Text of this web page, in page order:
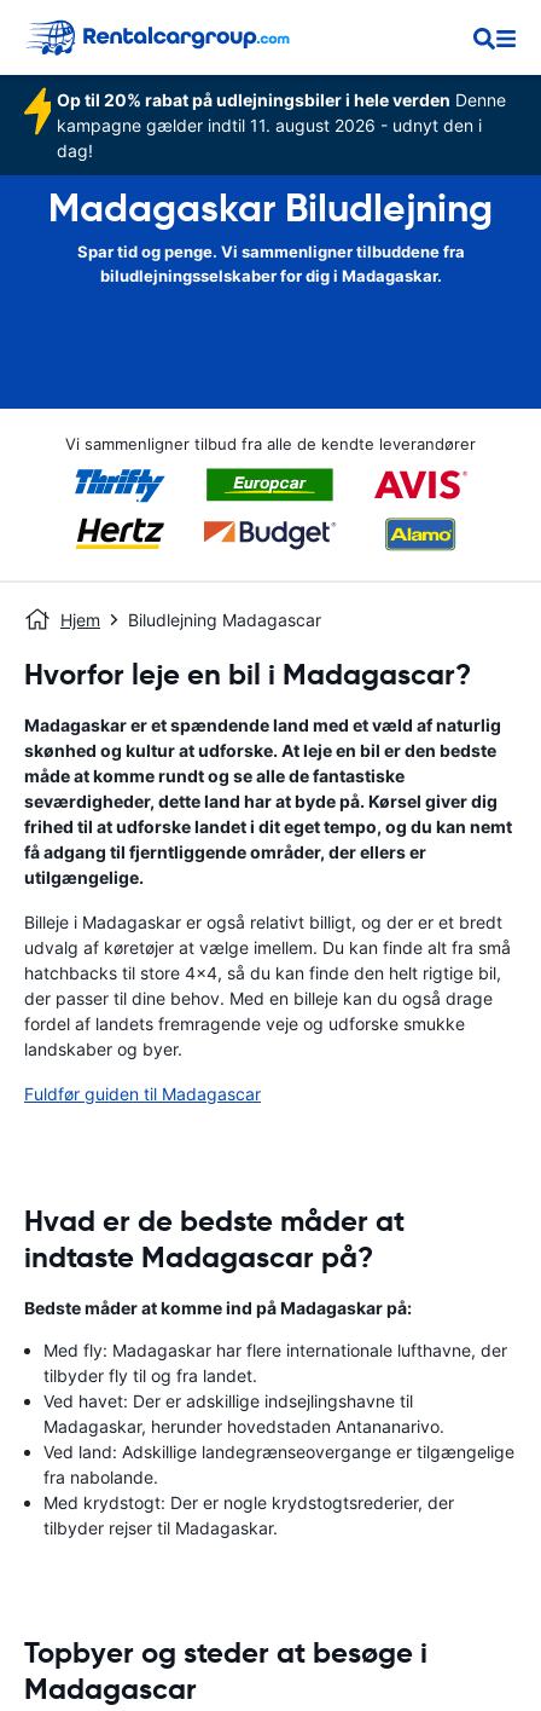
Op til 20% rabat på udlejningsbiler i hele verden Denne
kampagne gælder indtil 11. august 2026 - udnyt den i
dag!
Madagaskar Biludlejning
Spar tid og penge. Vi sammenligner tilbuddene fra
biludlejningsselskaber for dig i Madagaskar.
Vi sammenligner tilbud fra alle de kendte leverandører
Hjem Biludlejning Madagascar
Hvorfor leje en bil i Madagascar?
Madagaskar er et spændende land med et væld af naturlig
skønhed og kultur at udforske. At leje en bil er den bedste
måde at komme rundt og se alle de fantastiske
seværdigheder, dette land har at byde på. Kørsel giver dig
frihed til at udforske landet i dit eget tempo, og du kan nemt
få adgang til fjerntliggende områder, der ellers er
utilgængelige.
Billeje i Madagaskar er også relativt billigt, og der er et bredt
udvalg af køretøjer at vælge imellem. Du kan finde alt fra små
hatchbacks til store 4x4, så du kan finde den helt rigtige bil,
der passer til dine behov. Med en billeje kan du også drage
fordel af landets fremragende veje og udforske smukke
landskaber og byer.
Fuldfør guiden til Madagascar
Hvad er de bedste måder at
indtaste Madagascar på?
Bedste måder at komme ind på Madagaskar på:
Med fly: Madagaskar har flere internationale lufthavne, der
tilbyder fly til og fra landet.
Ved havet: Der er adskillige indsejlingshavne til
Madagaskar, herunder hovedstaden Antananarivo.
Ved land: Adskillige landegrænseovergange er tilgængelige
fra nabolande.
Med krydstogt: Der er nogle krydstogtsrederier, der
tilbyder rejser til Madagaskar.
Topbyer og steder at besøge i
Madagascar